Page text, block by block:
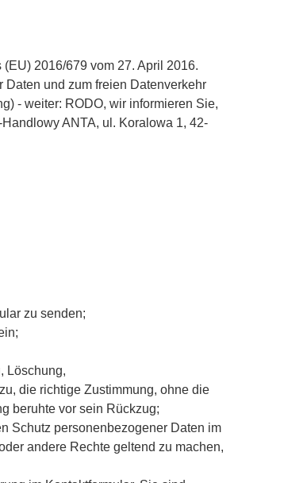
2016/679 vom 27. April 2016.
und zum freien Datenverkehr
- weiter: RODO, wir informieren Sie,
ANTA, ul. Koralowa 1, 42-
zu senden;
Löschung,
die richtige Zustimmung, ohne die
beruhte vor sein Rückzug;
Schutz personenbezogener Daten im
andere Rechte geltend zu machen,